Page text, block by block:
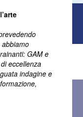
GAM e
eccellenza
indagine e